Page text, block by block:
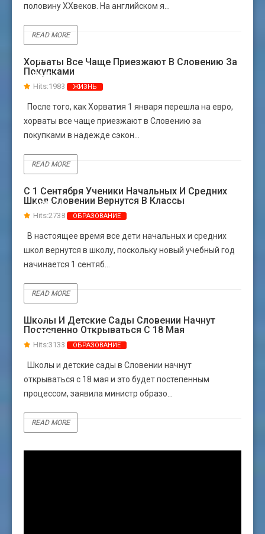
половину XXвеков. На английском я...
READ MORE
Хорваты Все Чаще Приезжают В Словению За
Покупками
Hits:1983 ЖИЗНЬ
После того, как Хорватия 1 января перешла на евро,
хорваты все чаще приезжают в Словению за
покупками в надежде сэкон...
23
ЯНВ
READ MORE
С 1 Сентября Ученики Начальных И Средних
Школ Словении Вернутся В Классы
Hits:2738 ОБРАЗОВАНИЕ
В настоящее время все дети начальных и средних
школ вернутся в школу, поскольку новый учебный год
начинается 1 сентяб...
19
АВГ
READ MORE
Школы И Детские Сады Словении Начнут
Постепенно Открываться C 18 Мая
Hits:3133 ОБРАЗОВАНИЕ
Школы и детские сады в Словении начнут
открываться c 18 мая и это будет постепенным
процессом, заявила министр образо...
30
АПР
READ MORE